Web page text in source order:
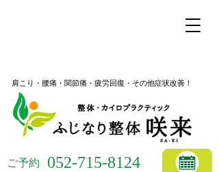
肩こり・腰痛・関節痛・疲労回復・その他症状改善！
ご予約 052-715-8124